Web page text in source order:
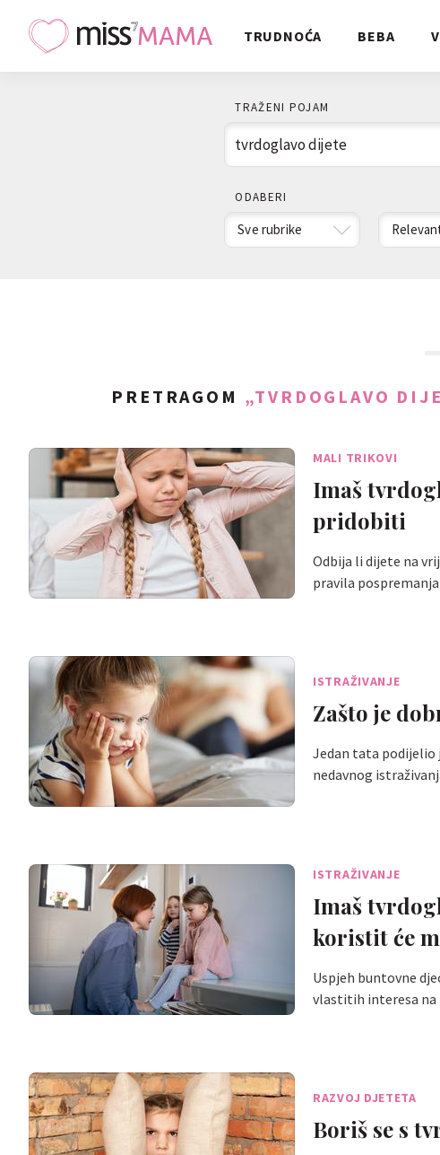
TRUDNOĆA BEBA
TRAŽENI POJAM
ODABERI
Sve rubrike
PRETRAGOM „TVRDOGLAVO
MALI TRIKOVI
Imaš
pridobiti
Odbija li dijete na
pravila
ISTRAŽIVANJE
Zašto je
Jedan tata podijelio
nedavnog
ISTRAŽIVANJE
Imaš
koristit će
Uspjeh buntovne
vlastitih interesa
RAZVOJ DJETETA
Boriš se s